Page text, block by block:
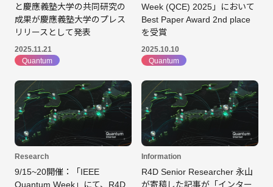
と慶應義塾大学の共同研究の
成果が慶應義塾大学のプレス
リリースとして発表
2025.11.21
Quantum
Week (QCE) 2025」において
Best Paper Award 2nd place
を受賞
2025.10.10
Quantum
Research
9/15~20開催：「IEEE
Quantum Week」にて、R4D
Information
R4D Senior Researcher 永山
が寄稿した記事が「インター